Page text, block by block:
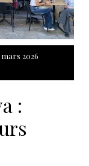
mars 2026
: